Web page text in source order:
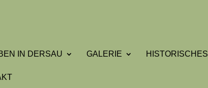
IN DERSAU GALERIE HISTORISCHES